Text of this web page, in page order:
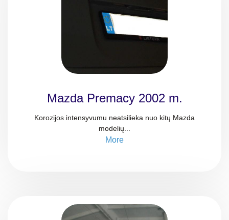
Mazda Premacy 2002 m.
Korozijos intensyvumu neatsilieka nuo kitų Mazda
modelių...
More